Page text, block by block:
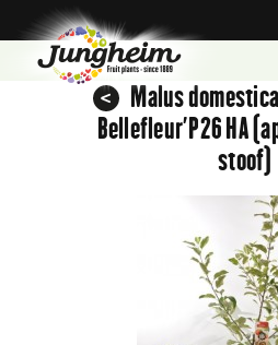
Malus
Bellefleur’P26 HA
stoof)